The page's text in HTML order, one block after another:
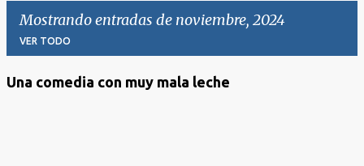
Mostrando entradas de noviembre, 2024
VER TODO
Una comedia con muy mala leche